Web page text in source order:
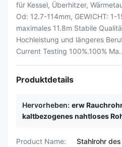
für Kessel, Überhitzer,
Od: 12.7-114mm, GEWICHT:
maximales 11.8m Stabile
Hochleistung und längeres
Current Testing 100%.100%
Produktdetails
Hervorheben: erw
kaltbezogenes nahtloses
Product Name:
Stahlrohr